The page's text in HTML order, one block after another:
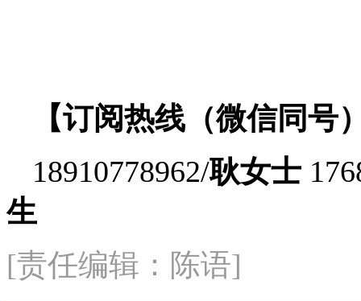
【订阅热线（微信同号
18910778962/耿女士
生
[责任编辑：陈语]